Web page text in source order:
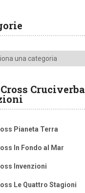
Cruciverba
Pianeta Terra
In Fondo al Mar
Invenzioni
Le Quattro Stagioni